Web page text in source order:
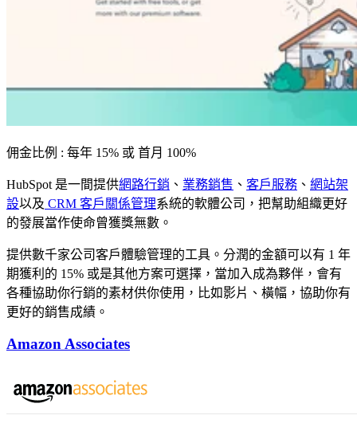
佣金比例 : 每年 15% 或 首月 100%
HubSpot 是一間提供網路行銷 、 業務銷售 、 客戶服務 、 網站架
設以及 CRM 客戶關係管理系統的軟體公司，把幫助組織更好
的發展當作使命曾獲獎無數。
提供數千家公司客戶體驗管理的工具。分潤的金額可以有 1 年
期獲利的 15% 或是其他方案可選擇，當加入成為夥伴，會有
各種協助你行銷的素材供你使用，比如影片、橫幅，協助你有
更好的銷售成績。
Amazon Associates